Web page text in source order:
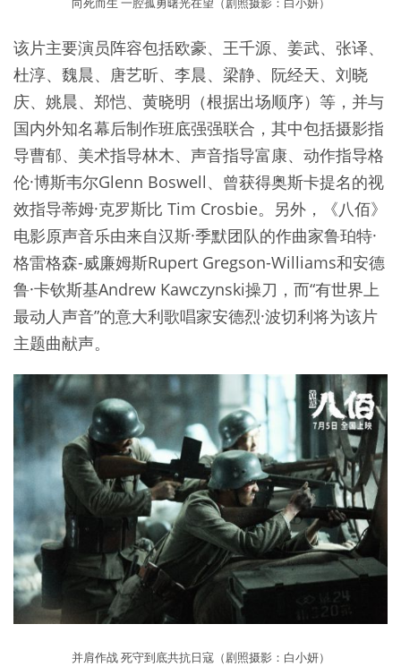
该片主要演员阵容包括欧豪、王千源、姜武、张译、
杜淳、魏晨、唐艺昕、李晨、梁静、阮经天、刘晓
庆、姚晨、郑恺、黄晓明（根据出场顺序）等，并与
国内外知名幕后制作班底强强联合，其中包括摄影指
导曹郁、美术指导林木、声音指导富康、动作指导格
伦·博斯韦尔Glenn Boswell、曾获得奥斯卡提名的视
效指导蒂姆·克罗斯比 Tim Crosbie。另外，《八佰》
电影原声音乐由来自汉斯·季默团队的作曲家鲁珀特·
格雷格森-威廉姆斯Rupert Gregson-Williams和安德
鲁·卡钦斯基Andrew Kawczynski操刀，而“有世界上
最动人声音”的意大利歌唱家安德烈·波切利将为该片
主题曲献声。
并肩作战 死守到底共抗日寇（剧照摄影：白小妍）